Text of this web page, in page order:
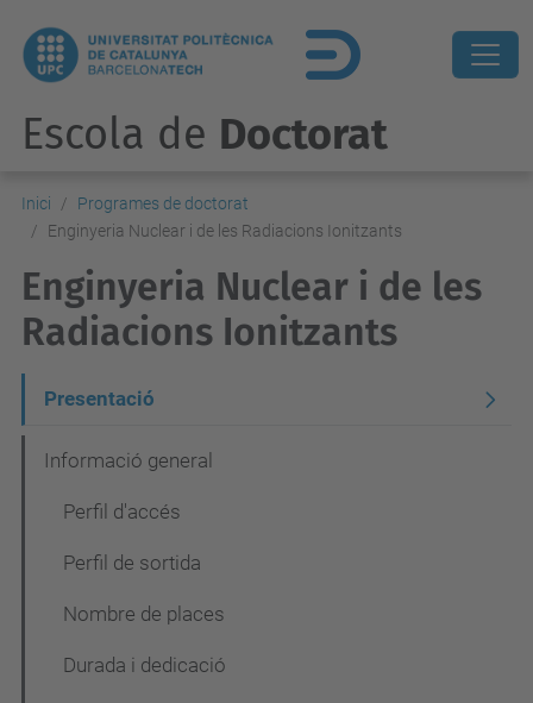
Escola de Doctorat
Inici
Programes de doctorat
Enginyeria Nuclear i de les Radiacions Ionitzants
Enginyeria Nuclear i de les
Radiacions Ionitzants
a
Presentació
Informació general
Perfil d'accés
Perfil de sortida
Nombre de places
Durada i dedicació